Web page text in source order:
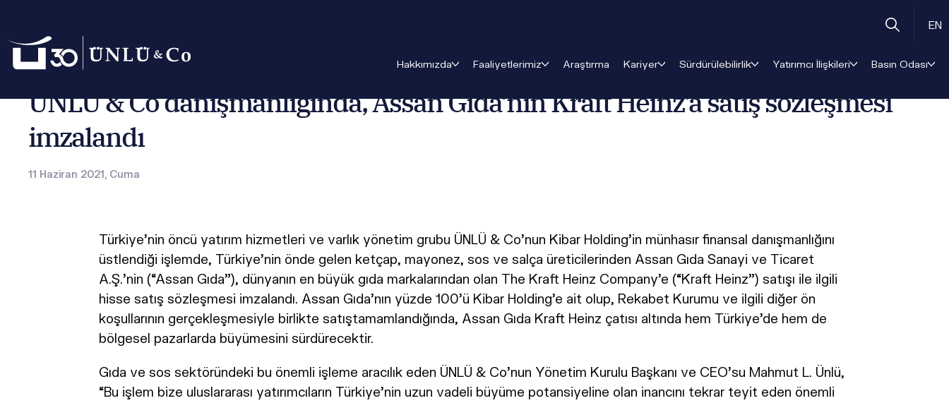
EN
Hakkımızda Faaliyetlerimiz Araştırma Kariyer Sürdürülebilirlik Yatırımcı İlişkileri Basın Odası
ÜNLÜ & Co danışmanlığında, Assan Gıda’nın Kraft Heinz’a satış sözleşmesi
imzalandı
11 Haziran 2021, Cuma
Türkiye’nin öncü yatırım hizmetleri ve varlık yönetim grubu ÜNLÜ & Co’nun Kibar Holding’in münhasır finansal danışmanlığını
üstlendiği işlemde, Türkiye’nin önde gelen ketçap, mayonez, sos ve salça üreticilerinden Assan Gıda Sanayi ve Ticaret
A.Ş.’nin (“Assan Gıda”), dünyanın en büyük gıda markalarından olan The Kraft Heinz Company’e (“Kraft Heinz”) satışı ile ilgili
hisse satış sözleşmesi imzalandı. Assan Gıda’nın yüzde 100’ü Kibar Holding’e ait olup, Rekabet Kurumu ve ilgili diğer ön
koşullarının gerçekleşmesiyle birlikte satıştamamlandığında, Assan Gıda Kraft Heinz çatısı altında hem Türkiye’de hem de
bölgesel pazarlarda büyümesini sürdürecektir.
Gıda ve sos sektöründeki bu önemli işleme aracılık eden ÜNLÜ & Co’nun Yönetim Kurulu Başkanı ve CEO’su Mahmut L. Ünlü,
“Bu işlem bize uluslararası yatırımcıların Türkiye’nin uzun vadeli büyüme potansiyeline olan inancını tekrar teyit eden önemli